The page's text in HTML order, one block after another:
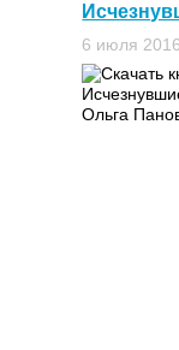
6 июля